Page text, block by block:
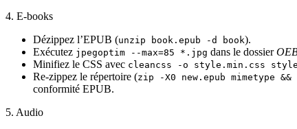
4. E‑books
Dézippez l’EPUB (unzip book.epub -d book).
Exécutez jpegoptim --max=85 *.jpg dans le dossier
Minifiez le CSS avec cleancss -o style.min.css
Re‑zippez le répertoire (zip -X0 new.epub mimetype
conformité EPUB.
5. Audio